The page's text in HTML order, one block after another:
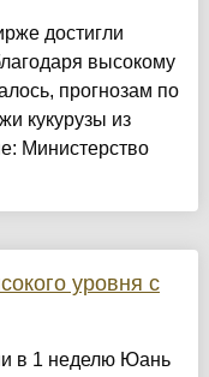
достигли
высокому
прогнозам по
кукурузы из
Министерство
уровня с
в 1 неделю Юань